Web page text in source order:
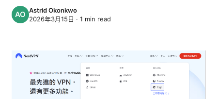
Astrid Okonkwo
2026年3月15日 · 1 min read